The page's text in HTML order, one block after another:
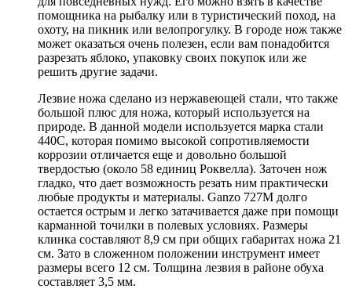
помощника на рыбалку или в туристический поход, на
охоту, на пикник или велопрогулку. В городе нож также
может оказаться очень полезен, если вам понадобится
разрезать яблоко, упаковку своих покупок или же
решить другие задачи.
Лезвие ножа сделано из нержавеющей стали, что также
большой плюс для ножа, который используется на
природе. В данной модели используется марка стали
440С, которая помимо высокой сопротивляемости
коррозии отличается еще и довольно большой
твердостью (около 58 единиц Роквелла). Заточен нож
гладко, что дает возможность резать ним практически
любые продукты и материалы. Ganzo 727M долго
остается острым и легко затачивается даже при помощи
карманной точилки в полевых условиях. Размеры
клинка составляют 8,9 см при общих габаритах ножа 21
см. Зато в сложенном положении инструмент имеет
размеры всего 12 см. Толщина лезвия в районе обуха
составляет 3,5 мм.